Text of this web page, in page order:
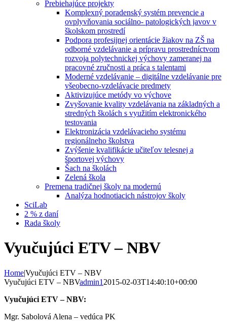
Prebiehajúce projekty
Komplexný poradenský systém prevencie a
ovplyvňovania sociálno- patologických javov v
školskom prostredí
Podpora profesijnej orientácie žiakov na ZŠ na
odborné vzdelávanie a prípravu prostredníctvom
rozvoja polytechnickej výchovy zameranej na
pracovné zručnosti a práca s talentami
Moderné vzdelávanie – digitálne vzdelávanie pre
všeobecno-vzdelávacie predmety
Aktivizujúce metódy vo výchove
Zvyšovanie kvality vzdelávania na základných a
stredných školách s využitím elektronického
testovania
Elektronizácia vzdelávacieho systému
regionálneho školstva
Zvýšenie kvalifikácie učiteľov telesnej a
športovej výchovy
Šach na školách
Zelená škola
Premena tradičnej školy na modernú
Analýza hodnotiacich nástrojov školy
SciLab
2 % z daní
Rada školy
Vyučujúci ETV – NBV
Home|Vyučujúci ETV – NBV
Vyučujúci ETV – NBVadmin1 2015-02-03T14:40:10+00:00
Vyučujúci ETV – NBV:
Mgr. Sabolová Alena – vedúca PK